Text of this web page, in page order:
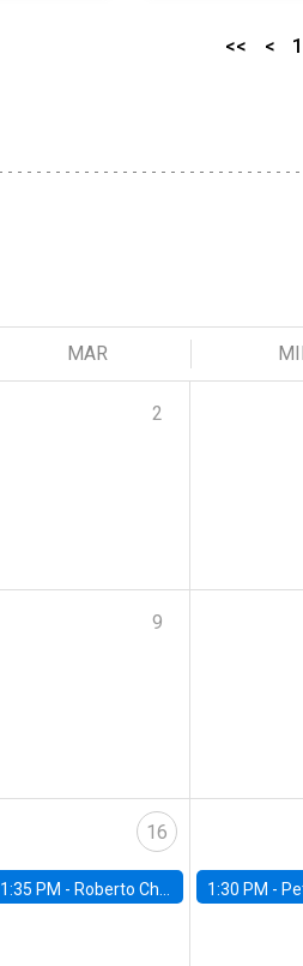
<< <
MAR
2
9
16
1:35 PM - Roberto Chang, Rutgers University 1:30 PM -